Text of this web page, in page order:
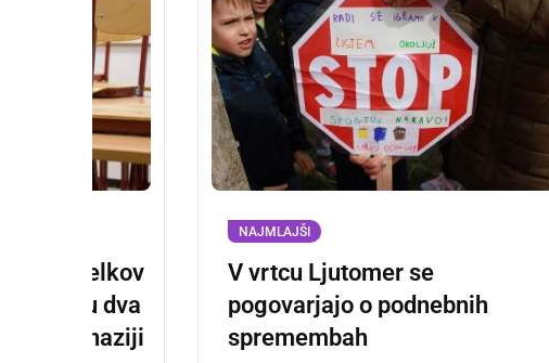
sto oddelkov
dva
v gimnaziji
NAJMLAJŠI
V vrtcu Ljutomer se
pogovarjajo o podnebnih
spremembah